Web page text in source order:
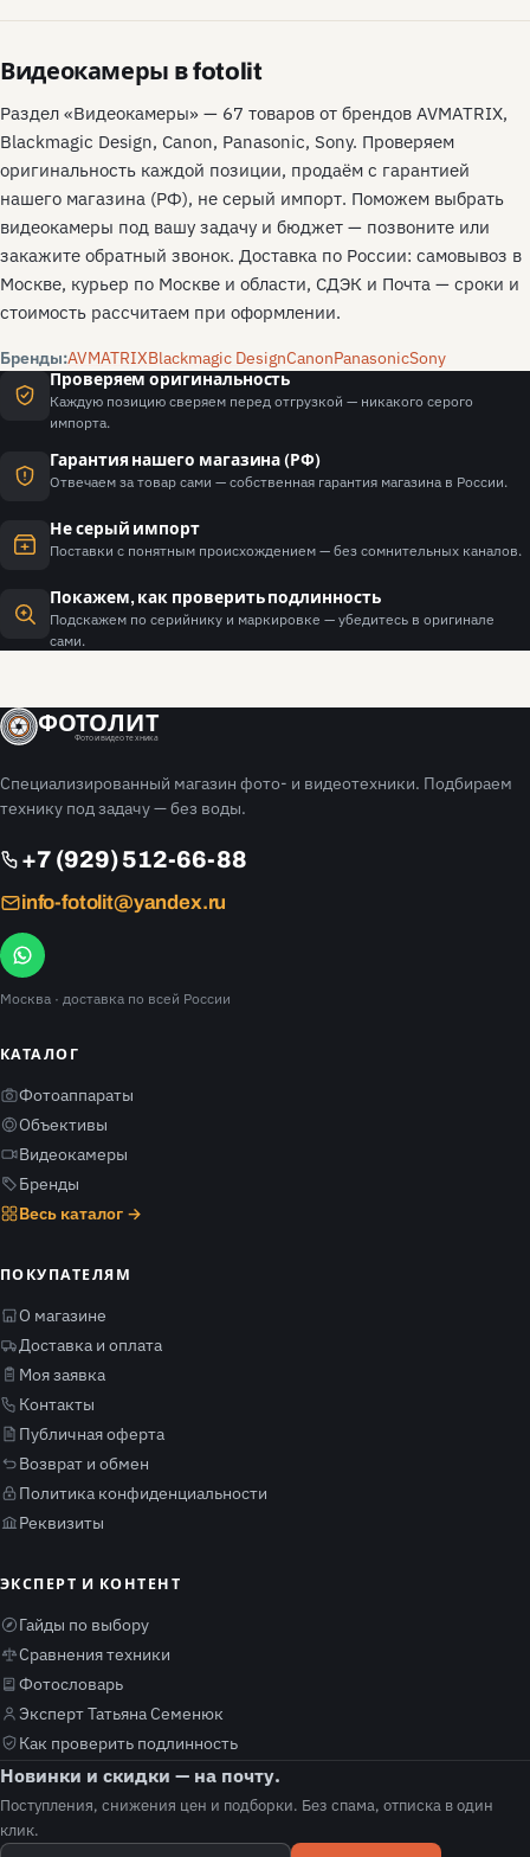
Видеокамеры в fotolit
Раздел «Видеокамеры» — 67 товаров от брендов AVMATRIX,
Blackmagic Design, Canon, Panasonic, Sony. Проверяем
оригинальность каждой позиции, продаём с гарантией
нашего магазина (РФ), не серый импорт. Поможем выбрать
видеокамеры под вашу задачу и бюджет — позвоните или
закажите обратный звонок. Доставка по России: самовывоз в
Москве, курьер по Москве и области, СДЭК и Почта — сроки и
стоимость рассчитаем при оформлении.
Бренды:AVMATRIXBlackmagic DesignCanonPanasonicSony
Проверяем оригинальность
Каждую позицию сверяем перед отгрузкой — никакого серого
импорта.
Гарантия нашего магазина (РФ)
Отвечаем за товар сами — собственная гарантия магазина в России.
Не серый импорт
Поставки с понятным происхождением — без сомнительных каналов.
Покажем, как проверить подлинность
Подскажем по серийнику и маркировке — убедитесь в оригинале
сами.
ФОТОЛИТ
Фото и видео техника
Специализированный магазин фото- и видеотехники. Подбираем
технику под задачу — без воды.
+7 (929) 512-66-88
info-fotolit@yandex.ru
Москва · доставка по всей России
КАТАЛОГ
Фотоаппараты
Объективы
Видеокамеры
Бренды
Весь каталог →
ПОКУПАТЕЛЯМ
О магазине
Доставка и оплата
Моя заявка
Контакты
Публичная оферта
Возврат и обмен
Политика конфиденциальности
Реквизиты
ЭКСПЕРТ И КОНТЕНТ
Гайды по выбору
Сравнения техники
Фотословарь
Эксперт Татьяна Семенюк
Как проверить подлинность
Новинки и скидки — на почту.
Поступления, снижения цен и подборки. Без спама, отписка в один
клик.